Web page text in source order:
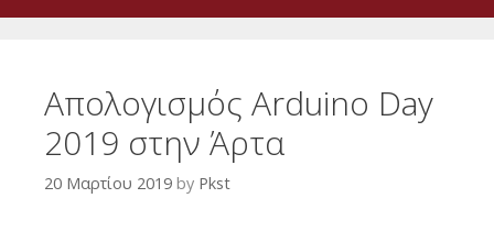
Απολογισμός Arduino Day
2019 στην Άρτα
20 Μαρτίου 2019 by Pkst